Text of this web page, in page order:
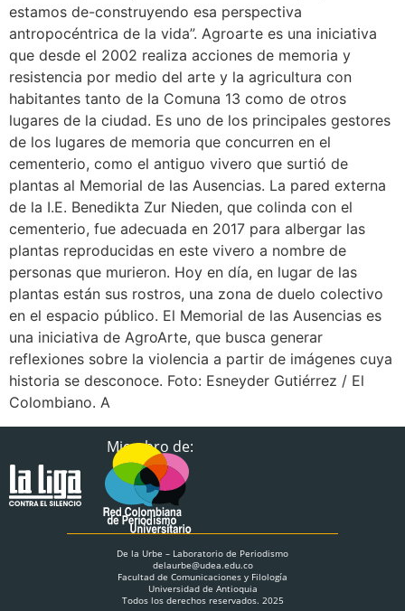
estamos de-construyendo esa perspectiva
antropocéntrica de la vida”. Agroarte es una iniciativa
que desde el 2002 realiza acciones de memoria y
resistencia por medio del arte y la agricultura con
habitantes tanto de la Comuna 13 como de otros
lugares de la ciudad. Es uno de los principales gestores
de los lugares de memoria que concurren en el
cementerio, como el antiguo vivero que surtió de
plantas al Memorial de las Ausencias. La pared externa
de la I.E. Benedikta Zur Nieden, que colinda con el
cementerio, fue adecuada en 2017 para albergar las
plantas reproducidas en este vivero a nombre de
personas que murieron. Hoy en día, en lugar de las
plantas están sus rostros, una zona de duelo colectivo
en el espacio público. El Memorial de las Ausencias es
una iniciativa de AgroArte, que busca generar
reflexiones sobre la violencia a partir de imágenes cuya
historia se desconoce. Foto: Esneyder Gutiérrez / El
Colombiano. A
Miembro de:
De la Urbe – Laboratorio de Periodismo
delaurbe@udea.edu.co
Facultad de Comunicaciones y Filología
Universidad de Antioquia
Todos los derechos reservados. 2025